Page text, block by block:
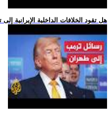
.. هل تقود الخلافات الداخلية الإيرانية